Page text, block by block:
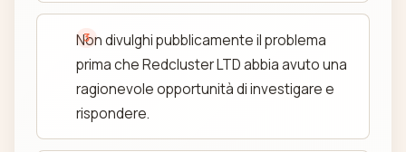
Non divulghi pubblicamente il problema
prima che Redcluster LTD abbia avuto una
ragionevole opportunità di investigare e
rispondere.